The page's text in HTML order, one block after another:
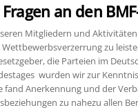
an den
Mitgliedern und
zu
die Parteien im
wurden wir zur
Anerkennung und der
zu nahezu allen